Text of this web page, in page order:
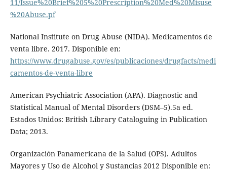
11/Issue%20Brief%205%20Prescription%20Med%20Misuse
%20Abuse.pf
National Institute on Drug Abuse (NIDA). Medicamentos de
venta libre. 2017. Disponible en:
https://www.drugabuse.gov/es/publicaciones/drugfacts/medi
camentos-de-venta-libre
American Psychiatric Association (APA). Diagnostic and
Statistical Manual of Mental Disorders (DSM–5).5a ed.
Estados Unidos: British Library Cataloguing in Publication
Data; 2013.
Organización Panamericana de la Salud (OPS). Adultos
Mayores y Uso de Alcohol y Sustancias 2012 Disponible en: